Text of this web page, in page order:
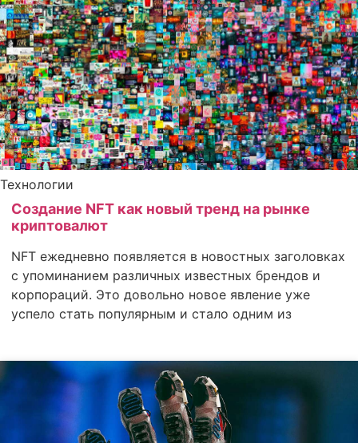
Технологии
Создание NFT как новый тренд на рынке
криптовалют
NFT ежедневно появляется в новостных заголовках
с упоминанием различных известных брендов и
корпораций. Это довольно новое явление уже
успело стать популярным и стало одним из